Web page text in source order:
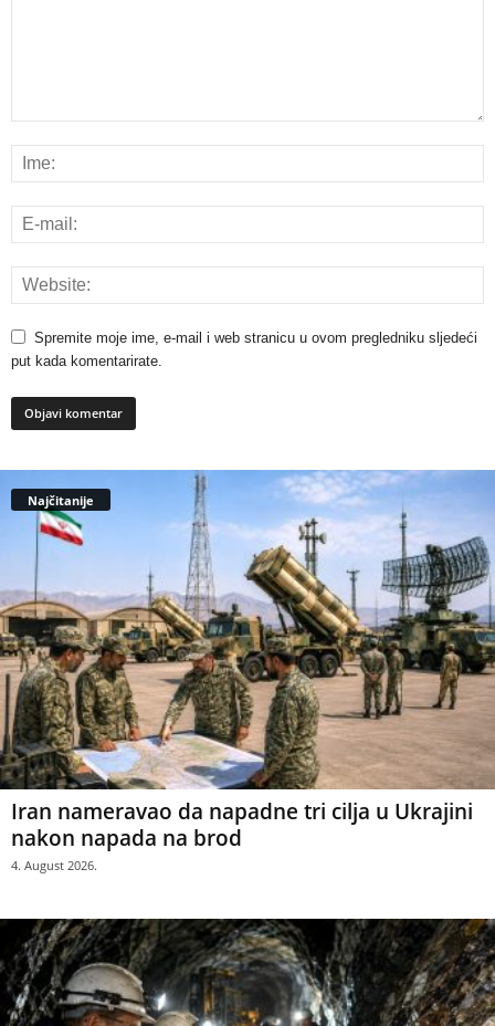
Spremite moje ime, e-mail i web stranicu u ovom pregledniku sljedeći
put kada komentarirate.
Najčitanije
Iran nameravao da napadne tri cilja u Ukrajini
nakon napada na brod
4. August 2026.